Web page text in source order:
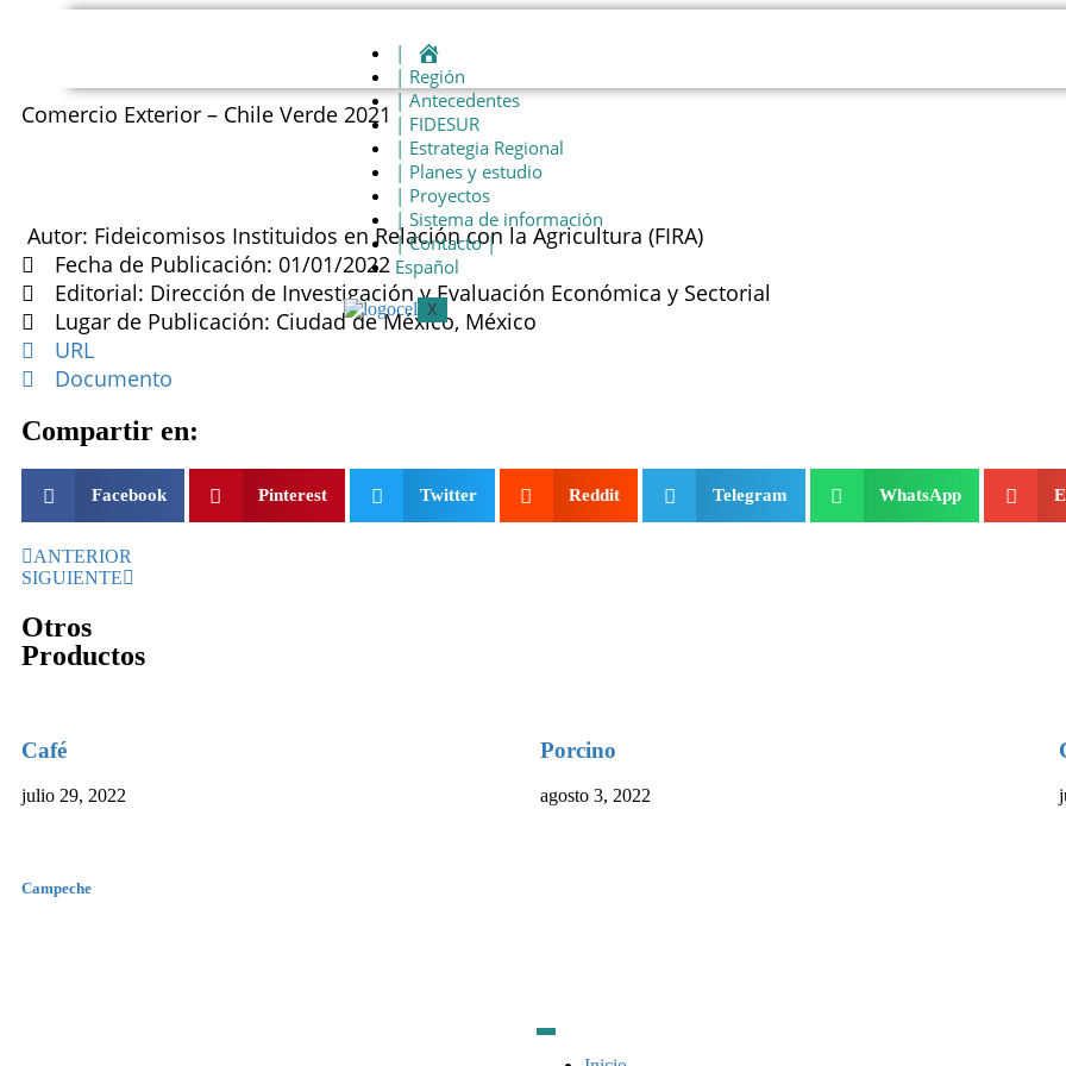
|
| Región
| Antecedentes
| FIDESUR
| Estrategia Regional
| Planes y estudio
| Proyectos
| Sistema de información
| Contacto |
Español
X
Comercio Exterior – Chile Verde 2021
Autor: Fideicomisos Instituidos en Relación con la Agricultura (FIRA)
Fecha de Publicación: 01/01/2022
Editorial: Dirección de Investigación y Evaluación Económica y Sectorial
Lugar de Publicación: Ciudad de México, México
URL
Documento
Compartir en:
Facebook Pinterest Twitter Reddit Telegram WhatsApp
ANTERIOR
SIGUIENTE
Otros
Productos
Café
julio 29, 2022
Porcino
agosto 3, 2022
Campeche